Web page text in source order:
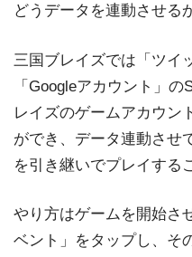
どうデータを連動させる
三国ブレイズでは「ツイ
「Googleアカウント」
レイズのゲームアカウン
ができ、データ連動させ
を引き継いでプレイする
やり方はゲームを開始さ
ベント」をタップし、そ